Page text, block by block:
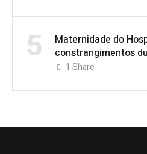
5
Maternidade do
constrangimentos
1 Share